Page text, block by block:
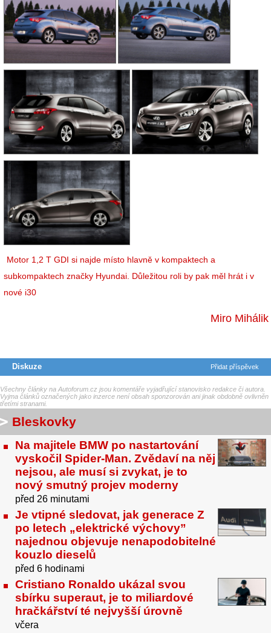
Motor 1,2 T GDI si najde místo hlavně v kompaktech a
subkompaktech značky Hyundai. Důležitou roli by pak měl hrát i v
nové i30
Miro Mihálik
Diskuze Přidat příspěvek
Všechny články na Autoforum.cz jsou komentáře vyjadřující stanovisko redakce či autora.
Vyjma článků označených jako inzerce není obsah sponzorován ani jinak obdobně ovlivněn
třetími stranami.
Bleskovky
Na majitele BMW po nastartování
vyskočil Spider-Man. Zvědaví na něj
nejsou, ale musí si zvykat, je to
nový smutný projev moderny
před 26 minutami
Je vtipné sledovat, jak generace Z
po letech „elektrické výchovy”
najednou objevuje nenapodobitelné
kouzlo dieselů
před 6 hodinami
Cristiano Ronaldo ukázal svou
sbírku superaut, je to miliardové
hračkářství té nejvyšší úrovně
včera